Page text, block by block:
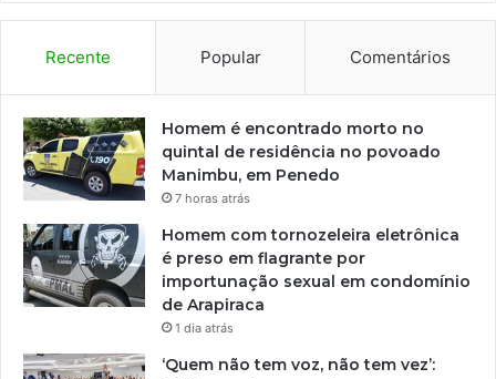
Recente Popular Comentários
Homem é encontrado morto no
quintal de residência no povoado
Manimbu, em Penedo
7 horas atrás
Homem com tornozeleira eletrônica
é preso em flagrante por
importunação sexual em condomínio
de Arapiraca
1 dia atrás
‘Quem não tem voz, não tem vez’: